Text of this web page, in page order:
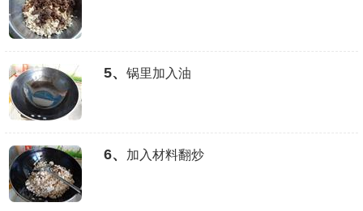
5、 锅里加入油
6、 加入材料翻炒